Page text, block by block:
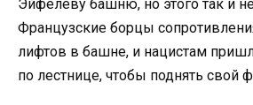
Эйфелеву башню, но этого так и
Французские борцы
лифтов в башне, и нацистам
по лестнице, чтобы поднять свой